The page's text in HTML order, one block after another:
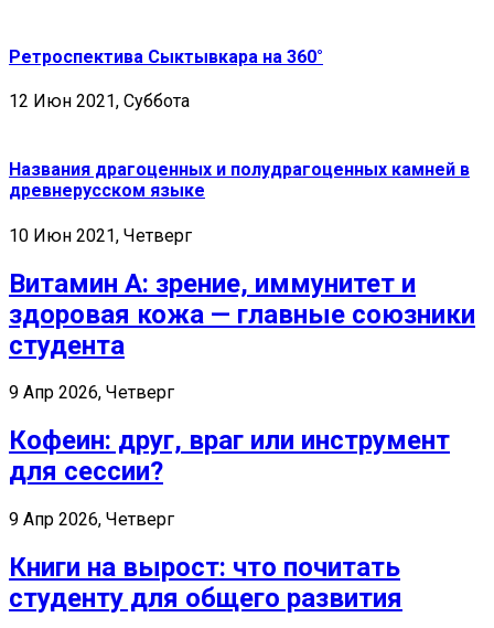
Ретроспектива Сыктывкара на 360°
12 Июн 2021, Суббота
Названия драгоценных и полудрагоценных камней в
древнерусском языке
10 Июн 2021, Четверг
Витамин А: зрение, иммунитет и
здоровая кожа — главные союзники
студента
9 Апр 2026, Четверг
Кофеин: друг, враг или инструмент
для сессии?
9 Апр 2026, Четверг
Книги на вырост: что почитать
студенту для общего развития